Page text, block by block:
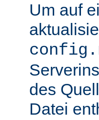
Um auf
des
Datei